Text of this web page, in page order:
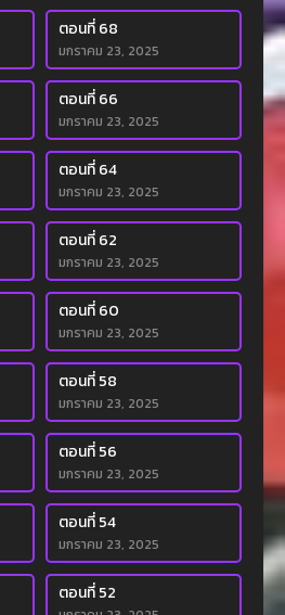
ตอนที่ 68
มกราคม 23, 2025
ตอนที่ 66
มกราคม 23, 2025
ตอนที่ 64
มกราคม 23, 2025
ตอนที่ 62
มกราคม 23, 2025
ตอนที่ 60
มกราคม 23, 2025
ตอนที่ 58
มกราคม 23, 2025
ตอนที่ 56
มกราคม 23, 2025
ตอนที่ 54
มกราคม 23, 2025
ตอนที่ 52